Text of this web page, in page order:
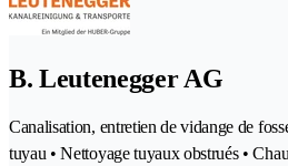
B. Leutenegger AG
Canalisation, entretien de vidange de
tuyau • Nettoyage tuyaux obstrués •